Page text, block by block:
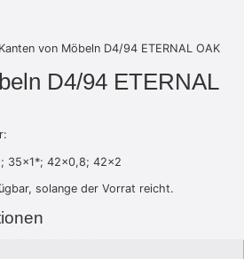
von Möbeln D4/94 ETERNAL OAK
D4/94 ETERNAL
35×1*; 42×0,8; 42×2
solange der Vorrat reicht.